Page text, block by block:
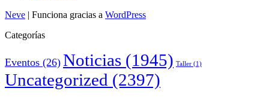
Neve | Funciona gracias a WordPress
Categorías
Eventos (26) Noticias (1945) Taller (1)
Uncategorized (2397)